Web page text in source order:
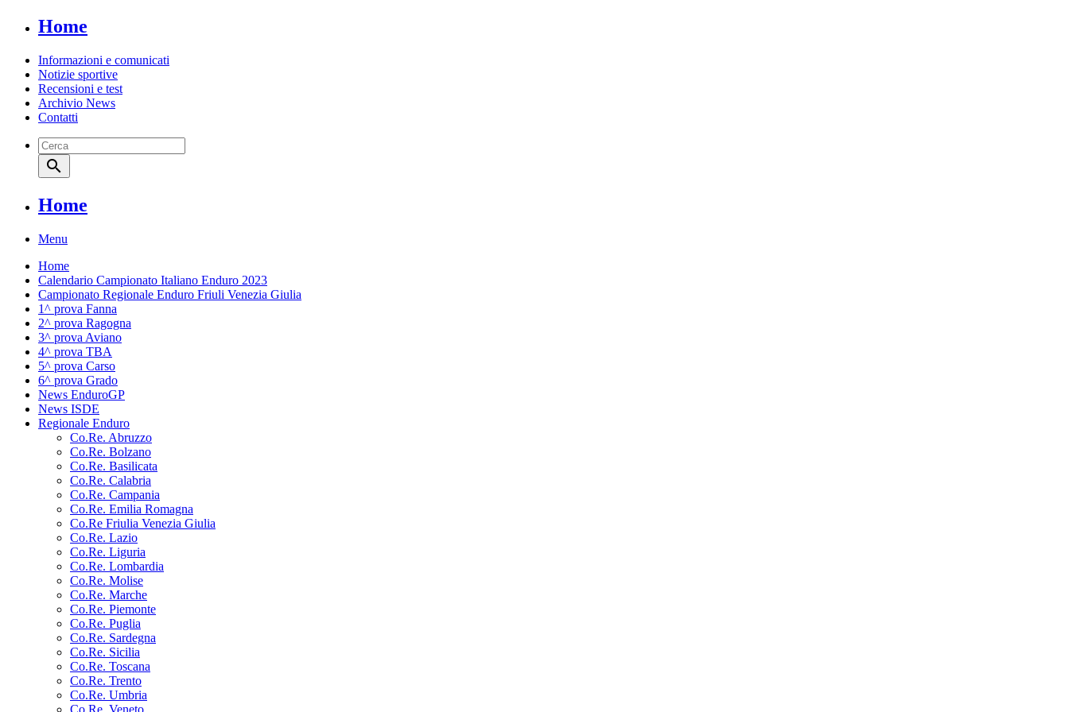
Home
Informazioni e comunicati
Notizie sportive
Recensioni e test
Archivio News
Contatti
search
Home
Menu
Home
Calendario Campionato Italiano Enduro 2023
Campionato Regionale Enduro Friuli Venezia Giulia
1^ prova Fanna
2^ prova Ragogna
3^ prova Aviano
4^ prova TBA
5^ prova Carso
6^ prova Grado
News EnduroGP
News ISDE
Regionale Enduro
Co.Re. Abruzzo
Co.Re. Bolzano
Co.Re. Basilicata
Co.Re. Calabria
Co.Re. Campania
Co.Re. Emilia Romagna
Co.Re Friulia Venezia Giulia
Co.Re. Lazio
Co.Re. Liguria
Co.Re. Lombardia
Co.Re. Molise
Co.Re. Marche
Co.Re. Piemonte
Co.Re. Puglia
Co.Re. Sardegna
Co.Re. Sicilia
Co.Re. Toscana
Co.Re. Trento
Co.Re. Umbria
Co.Re. Veneto